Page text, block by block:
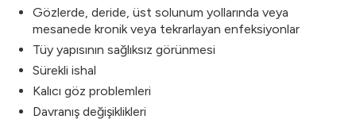
Gözlerde, deride, üst solunum yollarında veya
mesanede kronik veya tekrarlayan enfeksiyonlar
Tüy yapısının sağlıksız görünmesi
Sürekli ishal
Kalıcı göz problemleri
Davranış değişiklikleri